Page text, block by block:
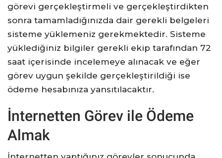
görevi gerçekleştirmeli ve gerçekleştirdikten
sonra tamamladığınızda dair gerekli belgeleri
sisteme yüklemeniz gerekmektedir. Sisteme
yüklediğiniz bilgiler gerekli ekip tarafından 72
saat içerisinde incelemeye alınacak ve eğer
görev uygun şekilde gerçekleştirildiği ise
ödeme hesabınıza yansıtılacaktır.
İnternetten Görev ile Ödeme
Almak